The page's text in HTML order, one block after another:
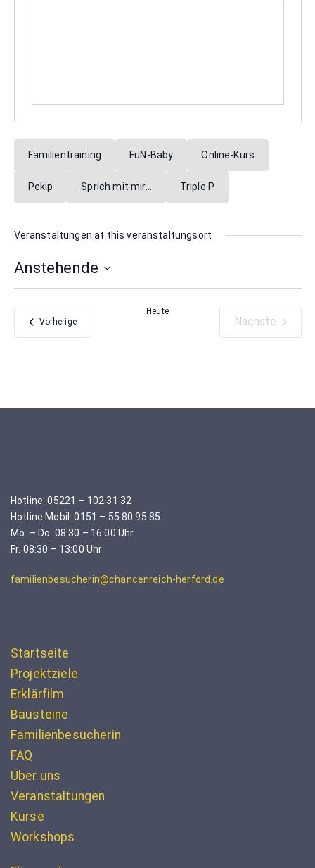
Familientraining FuN-Baby Online-Kurs
Pekip Sprich mit mir… Triple P
Veranstaltungen at this veranstaltungsort
Anstehende
Datum
wählen.
VorherigeVeranstaltungen
Heute
Nächste
Hotline: 05221 – 102 31 32
Hotline Mobil: 0151 – 55 80 95 85
Mo. – Do. 08:30 – 16:00 Uhr
Fr. 08:30 – 13:00 Uhr
familienbesucherin@chancenreich-herford.de
Startseite
Projektziele
Erklärfilm
Bausteine
Familienbesucherin
FAQ
Über uns
Veranstaltungen
Kurse
Workshops